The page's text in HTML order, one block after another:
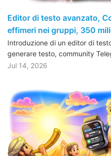
Editor di testo avanzato,
effimeri nei gruppi, 350
Introduzione di un editor di
generare testo, community
Jul 14, 2026